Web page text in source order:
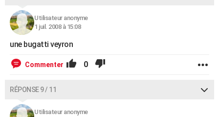
Utilisateur anonyme
1 juil. 2008 à 15:08
une bugatti veyron
Commenter 0
RÉPONSE 9 / 11
Utilisateur anonyme